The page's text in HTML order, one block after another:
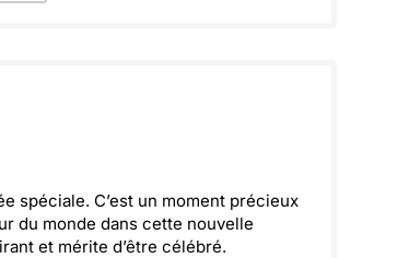
spéciale. C’est un moment précieux
du monde dans cette nouvelle
et mérite d’être célébré.